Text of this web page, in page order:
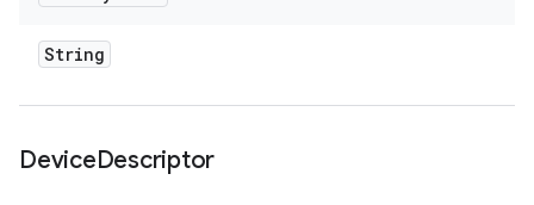
String
DeviceDescriptor